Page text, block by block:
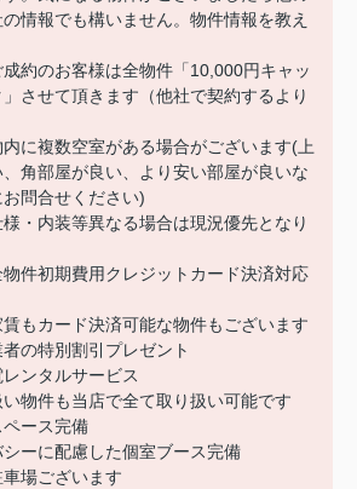
情報でも構いません。物件情報を教え
約のお客様は全物件「10,000円キャッ
させて頂きます（他社で契約するより
に複数空室がある場合がございます(上
角部屋が良い、より安い部屋が良いな
お問合せください)
・内装等異なる場合は現況優先となり
件初期費用クレジットカード決済対応
もカード決済可能な物件もございます
の特別割引プレゼント
ンタルサービス
物件も当店で全て取り扱い可能です
ース完備
ーに配慮した個室ブース完備
場ございます